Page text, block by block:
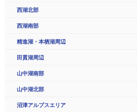
西湖北部
西湖南部
精進湖・本栖湖周辺
田貫湖周辺
山中湖南部
山中湖北部
沼津アルプスエリア